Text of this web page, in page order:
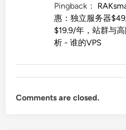
Pingback：
惠：独立服务器
$19.9/年，站群与
析 - 谁的VPS
Comments are closed.